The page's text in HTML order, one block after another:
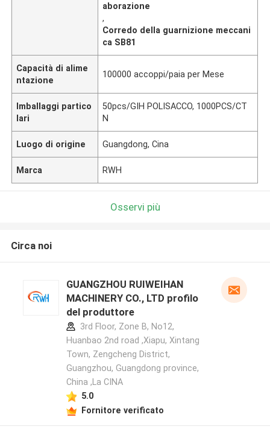
aborazione
,
Corredo della guarnizione meccani
ca SB81
Capacità di alime
ntazione
100000 accoppi/paia per Mese
Imballaggi partico
lari
50pcs/GIH POLISACCO, 1000PCS/CT
N
Luogo di origine Guangdong, Cina
Marca RWH
Osservi più
Circa noi
GUANGZHOU RUIWEIHAN
MACHINERY CO., LTD profilo
del produttore
3rd Floor, Zone B, No12,
Huanbao 2nd road ,Xiapu, Xintang
Town, Zengcheng District,
Guangzhou, Guangdong province,
China ,La CINA
5.0
Fornitore verificato